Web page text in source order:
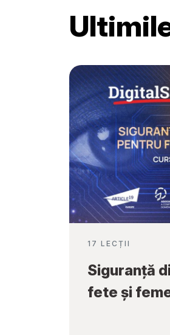
Școală”
17 LECȚII
Siguranță
fete și